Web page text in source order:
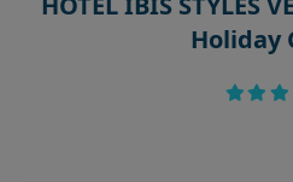
Holiday